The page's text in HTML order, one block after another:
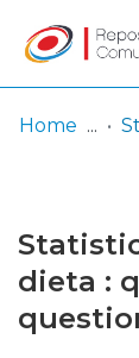
Browse
Entities
Log
In
Home
dieta :